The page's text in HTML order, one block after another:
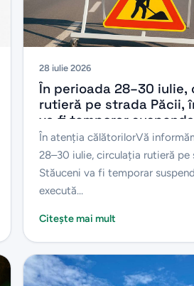
28 iulie 2026
În perioada 28–30
rutieră pe strada Păcii,
va fi temporar
În atenția călătorilorVă
28–30 iulie, circulația rutieră pe
Stăuceni va fi temporar
execută...
Citește mai mult